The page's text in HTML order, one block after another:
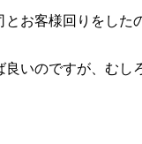
とお客様回りをした
良いのですが、むし